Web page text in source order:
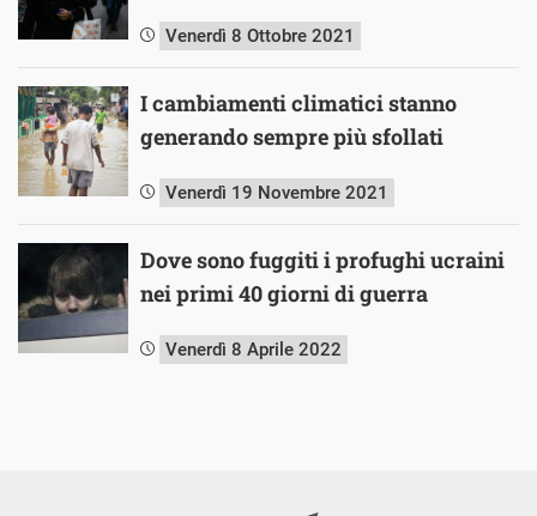
Venerdì 8 Ottobre 2021
I cambiamenti climatici stanno
generando sempre più sfollati
Venerdì 19 Novembre 2021
Dove sono fuggiti i profughi ucraini
nei primi 40 giorni di guerra
Venerdì 8 Aprile 2022